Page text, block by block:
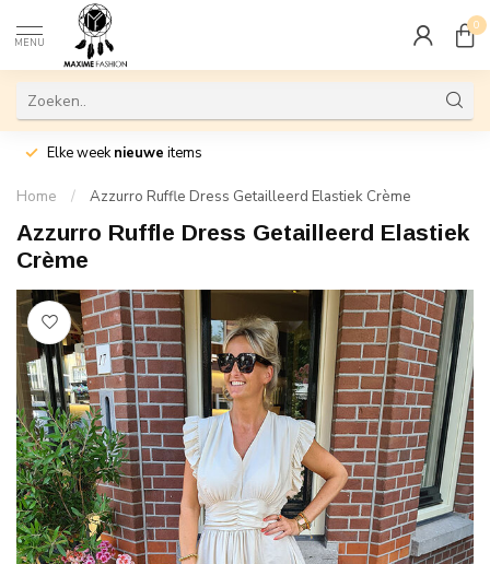
MENU
0
Elke weeknieuwe items
Home / Azzurro Ruffle Dress Getailleerd Elastiek Crème
Azzurro Ruffle Dress Getailleerd Elastiek
Crème